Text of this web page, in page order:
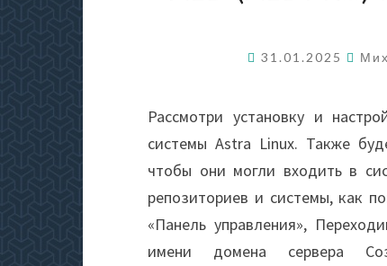
31.01.2025
Рассмотри установку и
системы Astra Linux. Также
чтобы они могли входить в
репозиториев и системы, как
«Панель управления»,
имени домена сервера